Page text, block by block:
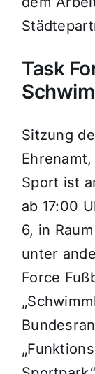
Task
Sitzung
Sport ist
ab 17:00
6, in
unter
Force